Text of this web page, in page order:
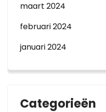
maart 2024
februari 2024
januari 2024
Categorieën